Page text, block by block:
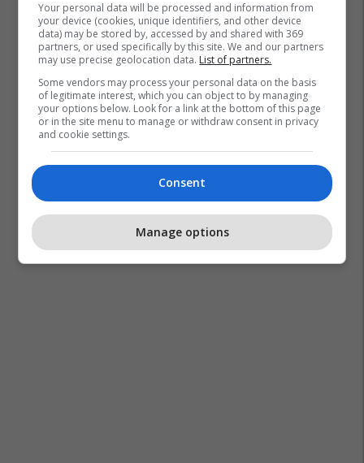
Your personal data will be processed and information from
your device (cookies, unique identifiers, and other device
data) may be stored by, accessed by and shared with 369
partners, or used specifically by this site. We and our partners
may use precise geolocation data. List of partners.
Some vendors may process your personal data on the basis
of legitimate interest, which you can object to by managing
your options below. Look for a link at the bottom of this page
or in the site menu to manage or withdraw consent in privacy
and cookie settings.
Consent
Manage options